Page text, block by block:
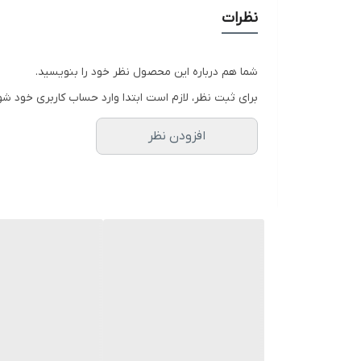
نظرات
شما هم درباره این محصول نظر خود را بنویسید.
برای ثبت نظر، لازم است ابتدا وارد حساب کاربری خود
افزودن نظر